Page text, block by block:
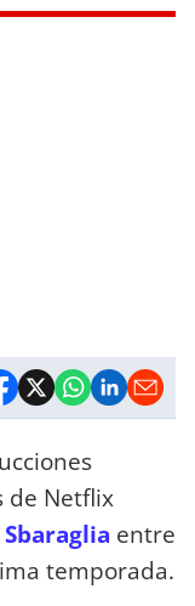
de Netflix
entre
temporada.